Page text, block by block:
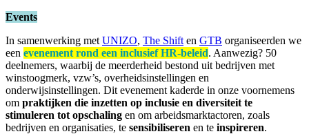
Events
In samenwerking met UNIZO, The Shift en GTB organiseerden we
een evenement rond een inclusief HR-beleid. Aanwezig? 50
deelnemers, waarbij de meerderheid bestond uit bedrijven met
winstoogmerk, vzw’s, overheidsinstellingen en
onderwijsinstellingen. Dit evenement kaderde in onze voornemens
om praktijken die inzetten op inclusie en diversiteit te
stimuleren tot opschaling en om arbeidsmarktactoren, zoals
bedrijven en organisaties, te sensibiliseren en te inspireren.